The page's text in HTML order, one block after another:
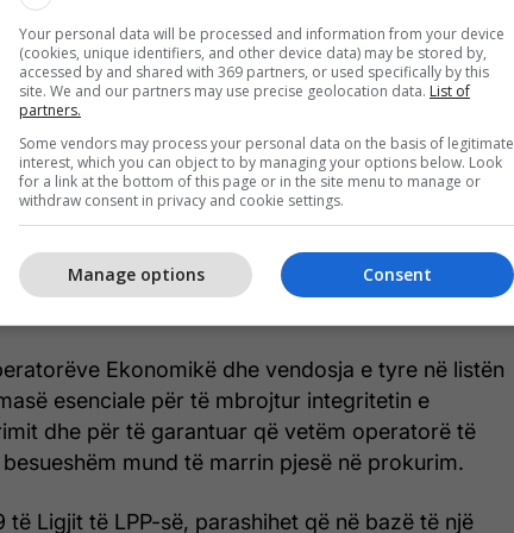
etike dhe ligjore nga ana e Autoriteteve
rëndësishme që trajton OShP, janë kërkesat e
për diskualifikim të Operatorëve
në prokurimin publik.
kur Operatorët Ekonomikë shkelin rregullat e
i përmbushin kërkesat specifike të Autoriteteve
fokus i këtij hulumtimi është trajtimi i këtyre
Ekonomikë dhe vendosja e tyre në listën
esenciale për të mbrojtur integritetin e
dhe për të garantuar që vetëm operatorë të
mund të marrin pjesë në prokurim.
të Ligjit të LPP-së, parashihet që në bazë të një
Your personal data will be processed and information from your device
(cookies, unique identifiers, and other device data) may be stored by,
accessed by and shared with 369 partners, or used specifically by this
site. We and our partners may use precise geolocation data. List of
partners.
Some vendors may process your personal data on the basis of legitimate
interest, which you can object to by managing your options below. Look
for a link at the bottom of this page or in the site menu to manage or
withdraw consent in privacy and cookie settings.
Consent
Manage options